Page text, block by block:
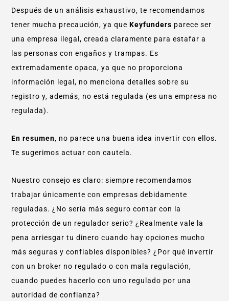
Después de un análisis exhaustivo, te recomendamos
tener mucha precaución, ya que Keyfunders parece ser
una empresa ilegal, creada claramente para estafar a
las personas con engaños y trampas. Es
extremadamente opaca, ya que no proporciona
información legal, no menciona detalles sobre su
registro y, además, no está regulada (es una empresa no
regulada).
En resumen, no parece una buena idea invertir con ellos.
Te sugerimos actuar con cautela.
Nuestro consejo es claro: siempre recomendamos
trabajar únicamente con empresas debidamente
reguladas. ¿No sería más seguro contar con la
protección de un regulador serio? ¿Realmente vale la
pena arriesgar tu dinero cuando hay opciones mucho
más seguras y confiables disponibles? ¿Por qué invertir
con un broker no regulado o con mala regulación,
cuando puedes hacerlo con uno regulado por una
autoridad de confianza?